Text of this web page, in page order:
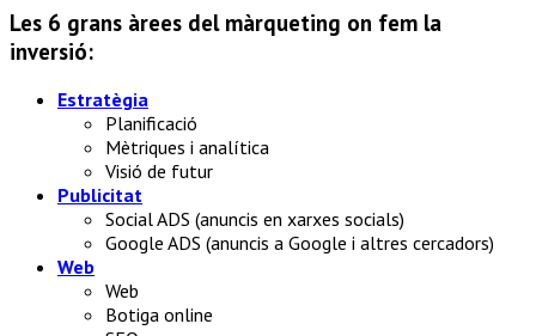
Les 6 grans àrees del màrqueting on fem la
inversió:
Estratègia
Planificació
Mètriques i analítica
Visió de futur
Publicitat
Social ADS (anuncis en xarxes socials)
Google ADS (anuncis a Google i altres cercadors)
Web
Web
Botiga online